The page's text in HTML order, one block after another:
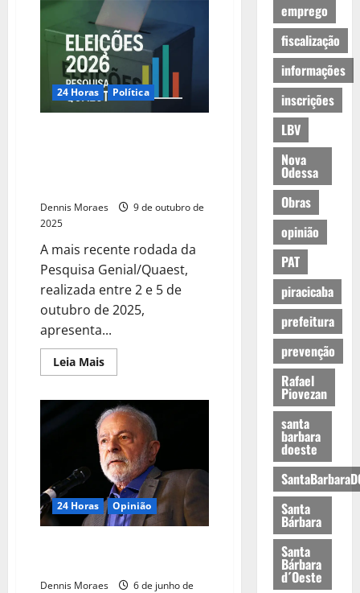
24 Horas Política
Dennis Moraes
9 de outubro de
2025
A mais recente rodada da
Pesquisa Genial/Quaest,
realizada entre 2 e 5 de
outubro de 2025,
apresenta...
Leia Mais
24 Horas Opinião
Dennis Moraes
6 de junho de
emprego
fiscalização
informações
inscrições
LBV
Nova
Odessa
Obras
opinião
PAT
piracicaba
prefeitura
prevenção
Rafael
Piovezan
santa
barbara
doeste
Santa
Bárbara
Santa
Bárbara
d´Oeste